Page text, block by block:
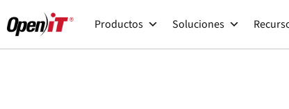
al
Productos Soluciones